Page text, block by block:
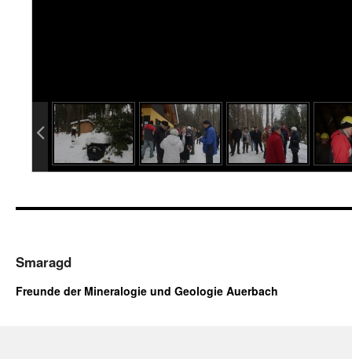
info heading
info content
Smaragd
Freunde der Mineralogie und Geologie Auerbach